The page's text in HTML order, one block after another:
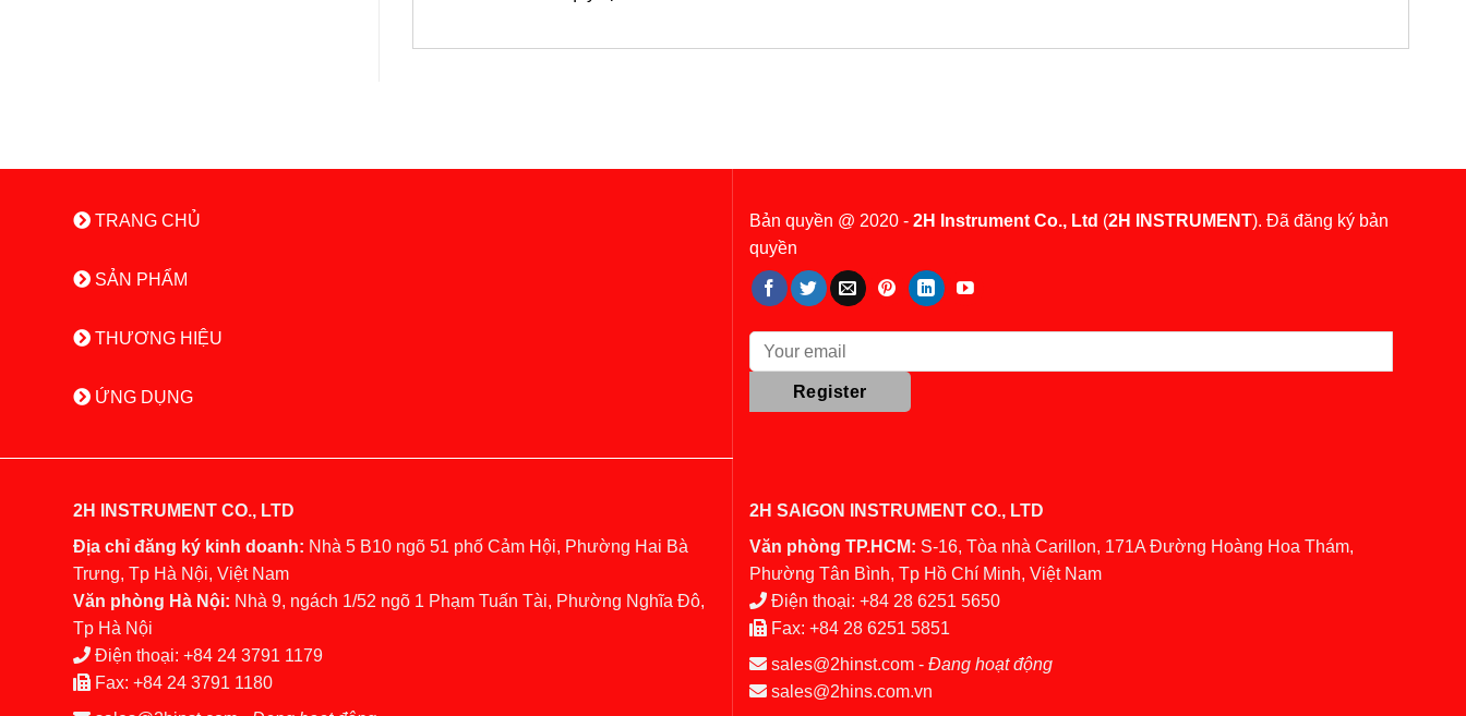
TRANG CHỦ
SẢN PHẨM
THƯƠNG HIỆU
ỨNG DỤNG
Bản quyền @ 2020 - 2H Instrument Co., Ltd (2H INSTRUMENT). Đã đăng ký bản
quyền
2H INSTRUMENT CO., LTD
Địa chỉ đăng ký kinh doanh: Nhà 5 B10 ngõ 51 phố Cảm Hội, Phường Hai Bà
Trưng, Tp Hà Nội, Việt Nam
Văn phòng Hà Nội: Nhà 9, ngách 1/52 ngõ 1 Phạm Tuấn Tài, Phường Nghĩa Đô,
Tp Hà Nội
Điện thoại: +84 24 3791 1179
Fax: +84 24 3791 1180
2H SAIGON INSTRUMENT CO., LTD
Văn phòng TP.HCM: S-16, Tòa nhà Carillon, 171A Đường Hoàng Hoa Thám,
Phường Tân Bình, Tp Hồ Chí Minh, Việt Nam
Điện thoại: +84 28 6251 5650
Fax: +84 28 6251 5851
sales@2hinst.com - Đang hoạt động
sales@2hins.com.vn